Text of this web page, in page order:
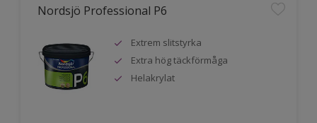
Nordsjö Professional P6
Extrem slitstyrka
Extra hög täckförmåga
Helakrylat